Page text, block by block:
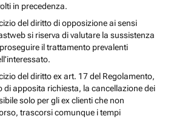
in precedenza.
del diritto di opposizione ai sensi
si riserva di valutare la sussistenza
il trattamento prevalenti
del diritto ex art. 17 del Regolamento,
di apposita richiesta, la cancellazione dei
solo per gli ex clienti che non
trascorsi comunque i tempi